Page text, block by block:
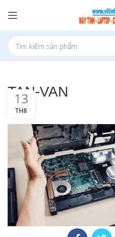
TAN-VAN
13
TH8